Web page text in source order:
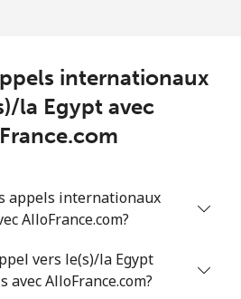
18 min pour
-
18 min pour
333 min pour
⁦£5⁩
internationaux
la Egypt avec
appels internationaux
AlloFrance.com?
vers le(s)/la Egypt
AlloFrance.com?